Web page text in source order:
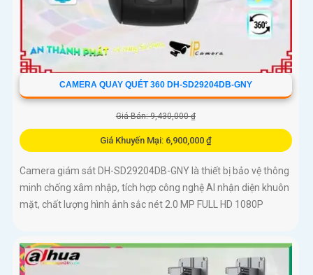
CAMERA QUAY QUÉT 360 DH-SD29204DB-GNY
Giá Bán: 9,430,000 ₫
Giá Khuyến Mại: 6,900,000 ₫
Camera giám sát DH-SD29204DB-GNY là thiết bị bảo vệ thông
minh chống xâm nhập, tích hợp công nghệ AI nhận diện khuôn
mặt, chất lượng hình ảnh sắc nét 2.0 MP FULL HD 1080P